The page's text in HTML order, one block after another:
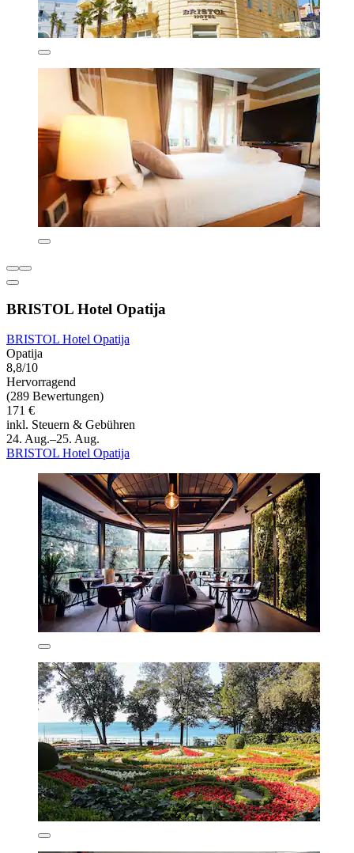
BRISTOL Hotel Opatija
BRISTOL Hotel Opatija
Opatija
8,8/10
Hervorragend
(289 Bewertungen)
171 €
inkl. Steuern & Gebühren
24. Aug.–25. Aug.
BRISTOL Hotel Opatija